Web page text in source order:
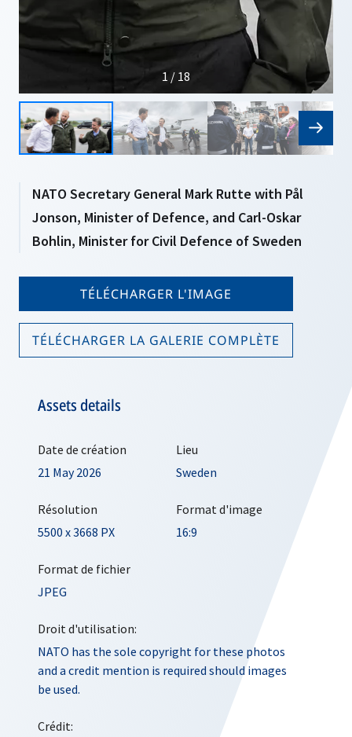
1 / 18
NATO Secretary General Mark Rutte with Pål
Jonson, Minister of Defence, and Carl-Oskar
Bohlin, Minister for Civil Defence of Sweden
TÉLÉCHARGER L'IMAGE
TÉLÉCHARGER LA GALERIE COMPLÈTE
Assets details
Date de création
21 May 2026
Lieu
Sweden
Résolution
5500 x 3668 PX
Format d'image
16:9
Format de fichier
JPEG
Droit d'utilisation:
NATO has the sole copyright for these photos
and a credit mention is required should images
be used.
Crédit: